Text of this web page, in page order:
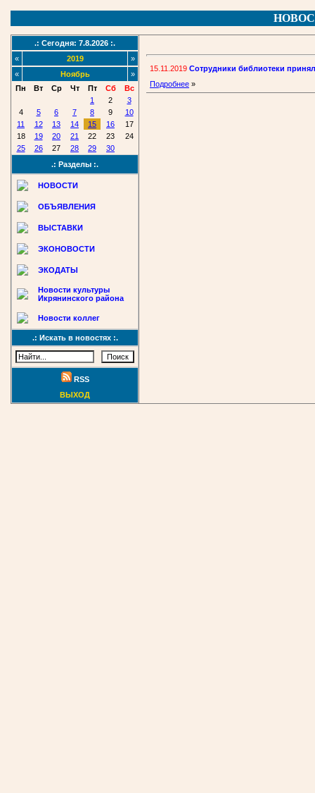
.: Сегодня: 7.8.2026 :.
«
2019
»
«
Ноябрь
»
Пн
Вт Ср Чт Пт Сб
Вс
1
2
3
4
5 6 7 8 9
10
11
12 13 14 15 16
17
18
19 20 21 22 23
24
25
26 27 28 29
30
.: Разделы :.
НОВОСТИ
ОБЪЯВЛЕНИЯ
ВЫСТАВКИ
ЭКОНОВОСТИ
ЭКОДАТЫ
Новости культуры
Икрянинского района
Новости коллег
.: Искать в новостях :.
RSS
ВЫХОД
15.11.2019 Сотрудники библиотеки
Подробнее »